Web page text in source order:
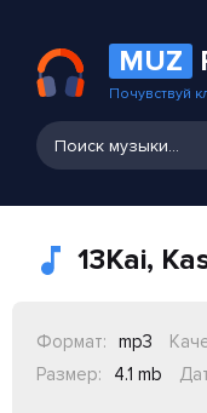
MUZ
Почувствуй
13Kai,
Формат: mp3
Размер:
4.1 mb